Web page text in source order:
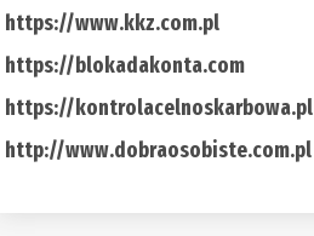
https://www.kkz.com.pl
https://blokadakonta.com
https://kontrolacelnoskarbowa.pl
http://www.dobraosobiste.com.pl